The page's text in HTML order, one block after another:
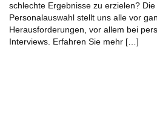
schlechte Ergebnisse zu erzielen?
Personalauswahl stellt uns alle vor
Herausforderungen, vor allem bei
Interviews. Erfahren Sie mehr […]